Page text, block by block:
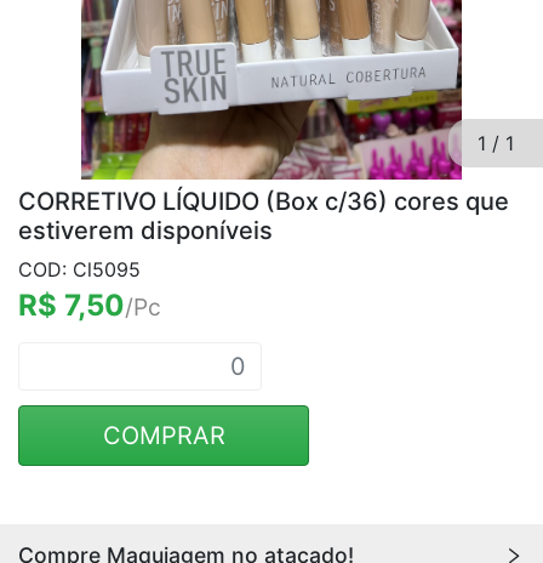
1 / 1
CORRETIVO LÍQUIDO (Box c/36) cores que
estiverem disponíveis
COD: Cl5095
R$ 7,50/Pc
COMPRAR
Compre Maquiagem no atacado!